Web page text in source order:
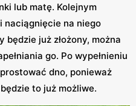
lub matę. Kolejnym
naciągnięcie na niego
będzie już złożony, można
go. Po wypełnieniu
dno, ponieważ
to już możliwe.